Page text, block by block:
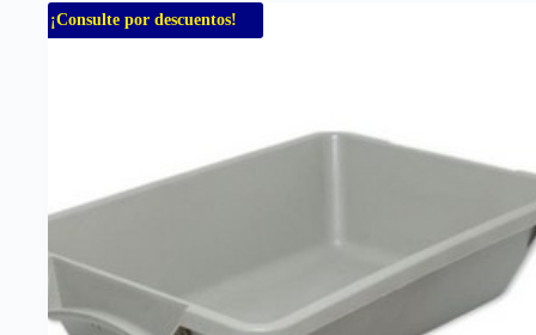
¡Consulte por descuentos!